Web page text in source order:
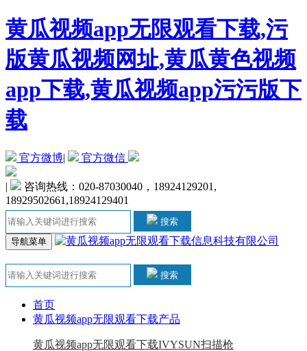
黄瓜视频app无限观看下载,污
版黄瓜视频网址,黄瓜黄色视频
app下载,黄瓜视频app污污版下
载
官方微博| 官方微信
|
咨询热线：020-87030040，18924129201,
18929502661,18924129401
搜索
导航菜单
搜索
首页
黄瓜视频app无限观看下载产品
黄瓜视频app无限观看下载IVYSUN扫描枪